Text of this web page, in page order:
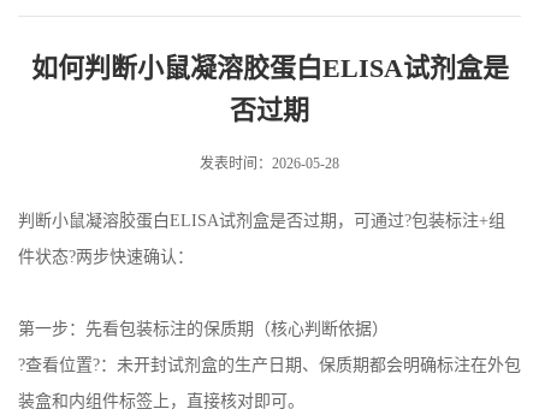
如何判断小鼠凝溶胶蛋白ELISA试剂盒是
否过期
发表时间：2026-05-28
判断小鼠凝溶胶蛋白ELISA试剂盒是否过期，可通过?包装标注+组
件状态?两步快速确认：
第一步：先看包装标注的保质期（核心判断依据）
?查看位置?：未开封试剂盒的生产日期、保质期都会明确标注在外包
装盒和内组件标签上，直接核对即可。